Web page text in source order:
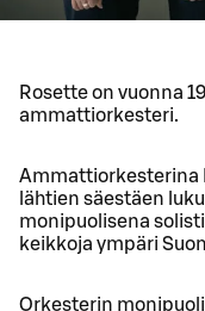
Rosette on vuonna
ammattiorkesteri.
Ammattiorkesterina
lähtien säestäen
monipuolisena
keikkoja ympäri
Orkesterin